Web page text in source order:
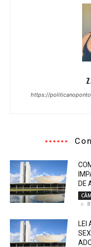
https://
DE
LEI